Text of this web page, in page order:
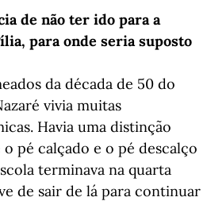
de não ter ido para a
para onde seria suposto
da década de 50 do
vivia muitas
Havia uma distinção
pé calçado e o pé descalço
terminava na quarta
de sair de lá para continuar